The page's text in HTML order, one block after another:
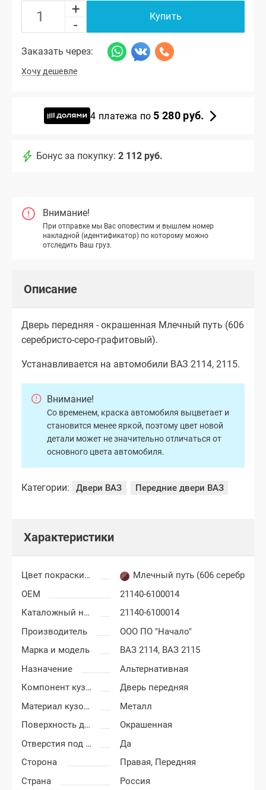
+
-
Купить
Заказать через:
Хочу дешевле
4 платежа по 5 280 руб.
Бонус за покупку: 2 112 руб.
Внимание!
При отправке мы Вас оповестим и вышлем номер
накладной (идентификатор) по которому можно
отследить Ваш груз.
Описание
Дверь передняя - окрашенная Млечный путь (606
серебристо-серо-графитовый).
Устанавливается на автомобили ВАЗ 2114, 2115.
Внимание!
Со временем, краска автомобиля выцветает и
становится менее яркой, поэтому цвет новой
детали может не значительно отличаться от
основного цвета автомобиля.
Категории: Двери ВАЗ Передние двери ВАЗ
Характеристики
Цвет покраски ВАЗ 2113, 2114, 2115
Млечный путь (606
OEM
21140-6100014
Каталожный номер
21140-6100014
Производитель
ООО ПО "Начало"
Марка и модель
ВАЗ 2114, ВАЗ 2115
Назначение
Альтернативная
Компонент кузова
Дверь передняя
Материал кузовных деталей
Металл
Поверхность двери
Окрашенная
Отверстия под молдинг
Да
Сторона
Правая, Передняя
Страна
Россия